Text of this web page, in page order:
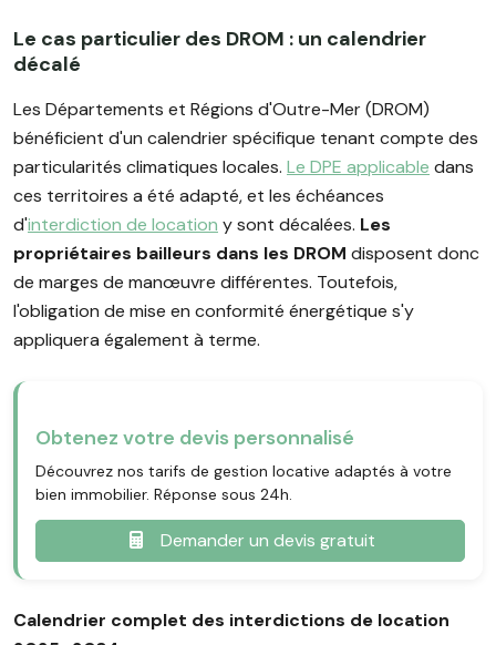
Le cas particulier des DROM : un calendrier
décalé
Les Départements et Régions d'Outre-Mer (DROM)
bénéficient d'un calendrier spécifique tenant compte des
particularités climatiques locales. Le DPE applicable dans
ces territoires a été adapté, et les échéances
d'interdiction de location y sont décalées. Les
propriétaires bailleurs dans les DROM disposent donc
de marges de manœuvre différentes. Toutefois,
l'obligation de mise en conformité énergétique s'y
appliquera également à terme.
Obtenez votre devis personnalisé
Découvrez nos tarifs de gestion locative adaptés à votre
bien immobilier. Réponse sous 24h.
Demander un devis gratuit
Calendrier complet des interdictions de location